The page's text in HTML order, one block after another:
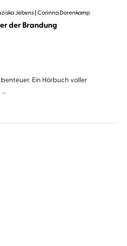
Jebens Corinna Dorenkamp
der Brandung
Ein Hörbuch voller